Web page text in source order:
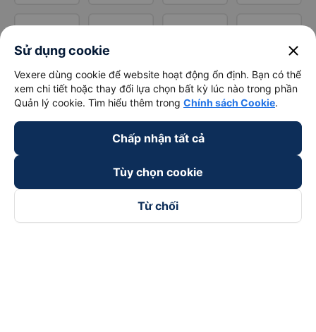
Sử dụng cookie close
Vexere dùng cookie để website hoạt động ổn định. Bạn có thể
xem chi tiết hoặc thay đổi lựa chọn bất kỳ lúc nào trong phần
Quản lý cookie. Tìm hiểu thêm trong Chính sách Cookie.
Chấp nhận tất cả
Tùy chọn cookie
Từ chối